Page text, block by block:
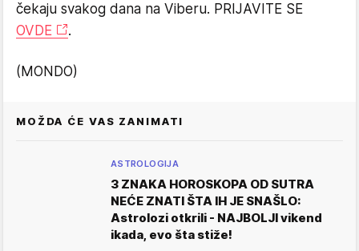
čekaju svakog dana na Viberu. PRIJAVITE SE
OVDE
.
(MONDO)
MOŽDA ĆE VAS ZANIMATI
ASTROLOGIJA
3 ZNAKA HOROSKOPA OD SUTRA
NEĆE ZNATI ŠTA IH JE SNAŠLO:
Astrolozi otkrili - NAJBOLJI vikend
ikada, evo šta stiže!